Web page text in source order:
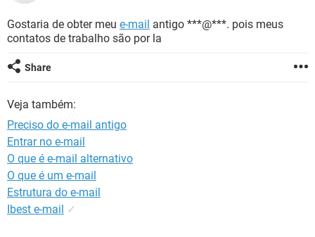
GUIA DE COMPRAS
INSTAGRAM GMAIL
GUIA DE COMPRAS
CELULAR
OUTLOOK EXCEL
WHATSAPP
CELULAR
OUTLOOK
GUIA DE COMPRAS
Gostaria de obter meu e-mail antigo ***@***. pois meus
contatos de trabalho são por la
Share
Veja também:
Preciso do e-mail antigo
Entrar no e-mail
O que é e-mail alternativo
O que é um e-mail
Estrutura do e-mail
Ibest e-mail ✓